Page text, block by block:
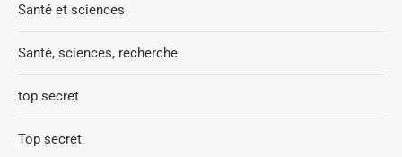
Santé et sciences
Santé, sciences, recherche
top secret
Top secret